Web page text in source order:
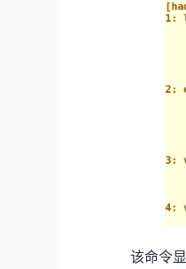
该命令